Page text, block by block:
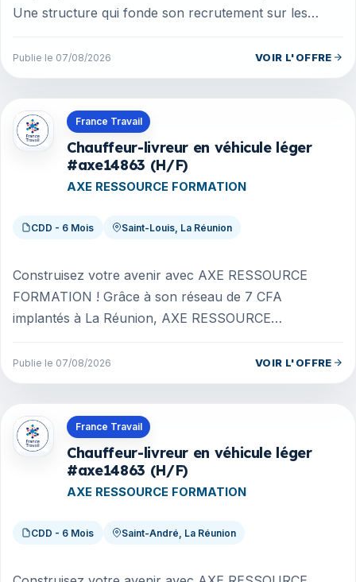
Une structure qui fonde son recrutement sur les
Publie le 07/08/2026 VOIR L'OFFRE
France Travail
Chauffeur-livreur en véhicule léger
#axe14863 (H/F)
AXE RESSOURCE FORMATION
CDD - 6 Mois Saint-Louis, La Réunion
Construisez votre avenir avec AXE RESSOURCE
FORMATION ! Grâce à son réseau de 7 CFA
implantés à La Réunion, AXE RESSOURCE
entreprises...
Publie le 07/08/2026 VOIR L'OFFRE
Offres en La Réunion
France Travail
Chauffeur-livreur en véhicule léger
#axe14863 (H/F)
AXE RESSOURCE FORMATION
CDD - 6 Mois Saint-André, La Réunion
Offres en La Réunion